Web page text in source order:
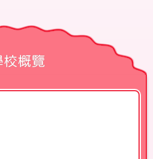
校概覽